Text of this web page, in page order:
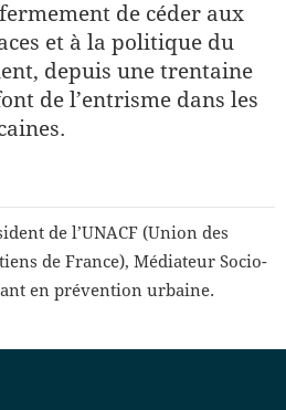
de céder aux
et à la politique du
depuis une trentaine
de l’entrisme dans les
de l’UNACF (Union des
de France), Médiateur Socio-
en prévention urbaine.